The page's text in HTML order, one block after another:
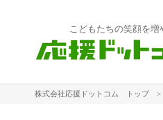
こどもたちの笑顔を増
株式会社応援ドットコム トップ> [